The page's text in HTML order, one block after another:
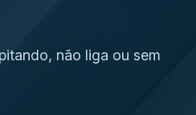
não liga ou sem